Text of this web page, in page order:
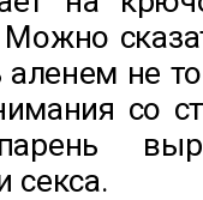
Можно
не
со
секса.